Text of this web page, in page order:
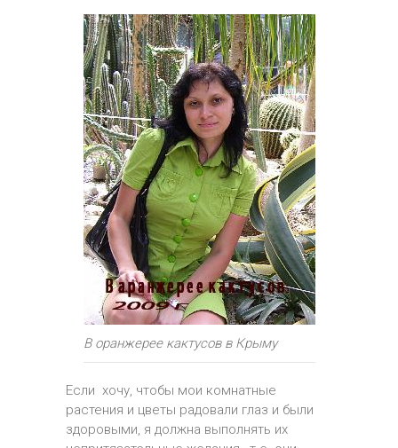
В оранжерее кактусов в Крыму
Если хочу, чтобы мои комнатные
растения и цветы радовали глаз и были
здоровыми, я должна выполнять их